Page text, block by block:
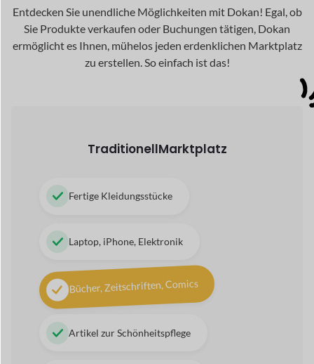
Laptop, iPhone, Elektronik
Bücher, Zeitschriften, Comics
Schuhe und Kunsthandwerk
DigitalMarktplatz
Audio und Lieder
Themen, Plugins, Software